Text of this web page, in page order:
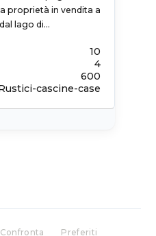
proprietà in vendita a
lago di…
10
4
600
cascine-case
Confronta Preferiti